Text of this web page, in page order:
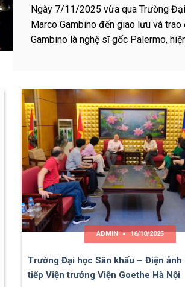
Ngày 7/11/2025 vừa qua Trường
Marco Gambino đến giao lưu và
Gambino là nghệ sĩ gốc Palermo,
ADMIN 16/10/2025
Trường Đại học Sân khấu – Điện ảnh
tiếp Viện trưởng Viện Goethe Hà Nội